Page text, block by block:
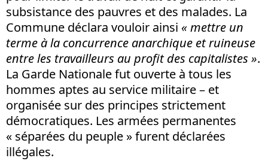
subsistance des pauvres et des malades. La
Commune déclara vouloir ainsi « mettre un
terme à la concurrence anarchique et ruineuse
entre les travailleurs au profit des capitalistes ».
La Garde Nationale fut ouverte à tous les
hommes aptes au service militaire – et
organisée sur des principes strictement
démocratiques. Les armées permanentes
« séparées du peuple » furent déclarées
illégales.